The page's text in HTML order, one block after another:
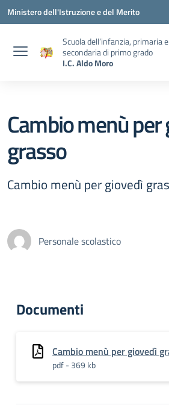
Vai ai contenuti
Vai al menu di navigazione
Vai al footer
Ministero dell'Istruzione e del Merito
Scuola dell’infanzia, primaria e
secondaria di primo grado
I.C. Aldo Moro
Cambio menù
grasso
Cambio menù per giovedì
Personale scolastico
Documenti
Cambio menù per giovedì
pdf - 369 kb